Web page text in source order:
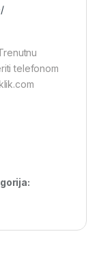
telefonom